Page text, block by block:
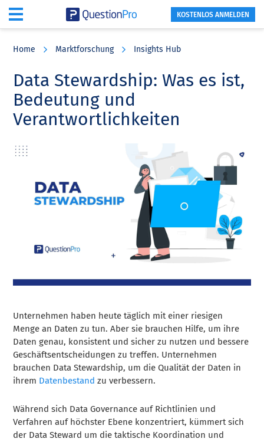
content
sidebar
KOSTENLOS ANMELDEN
Home Marktforschung Insights Hub
Data Stewardship: Was es ist,
Bedeutung und
Verantwortlichkeiten
Unternehmen haben heute täglich mit einer riesigen
Menge an Daten zu tun. Aber sie brauchen Hilfe, um ihre
Daten genau, konsistent und sicher zu nutzen und bessere
Geschäftsentscheidungen zu treffen. Unternehmen
brauchen Data Stewardship, um die Qualität der Daten in
ihrem Datenbestand zu verbessern.
Während sich Data Governance auf Richtlinien und
Verfahren auf höchster Ebene konzentriert, kümmert sich
der Data Steward um die taktische Koordination und